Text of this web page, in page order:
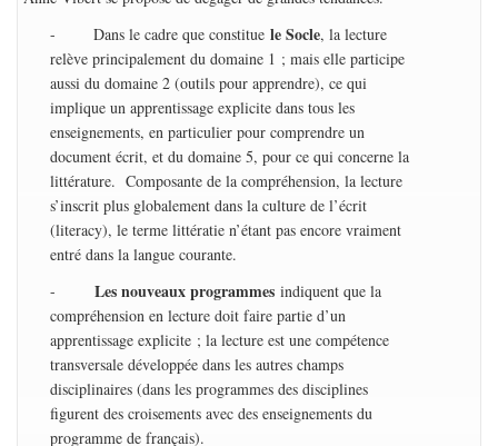
- Dans le cadre que constitue le Socle, la lecture
relève principalement du domaine 1 ; mais elle participe
aussi du domaine 2 (outils pour apprendre), ce qui
implique un apprentissage explicite dans tous les
enseignements, en particulier pour comprendre un
document écrit, et du domaine 5, pour ce qui concerne la
littérature. Composante de la compréhension, la lecture
s’inscrit plus globalement dans la culture de l’écrit
(literacy), le terme littératie n’étant pas encore vraiment
entré dans la langue courante.
- Les nouveaux programmes indiquent que la
compréhension en lecture doit faire partie d’un
apprentissage explicite ; la lecture est une compétence
transversale développée dans les autres champs
disciplinaires (dans les programmes des disciplines
figurent des croisements avec des enseignements du
programme de français).